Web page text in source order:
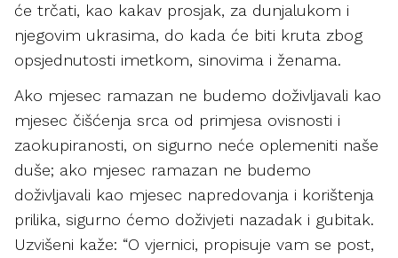
će trčati, kao kakav prosjak, za dunjalukom i
njegovim ukrasima, do kada će biti kruta zbog
opsjednutosti imetkom, sinovima i ženama.
Ako mjesec ramazan ne budemo doživljavali kao
mjesec čišćenja srca od primjesa ovisnosti i
zaokupiranosti, on sigurno neće oplemeniti naše
duše; ako mjesec ramazan ne budemo
doživljavali kao mjesec napredovanja i korištenja
prilika, sigurno ćemo doživjeti nazadak i gubitak.
Uzvišeni kaže: “O vjernici, propisuje vam se post,